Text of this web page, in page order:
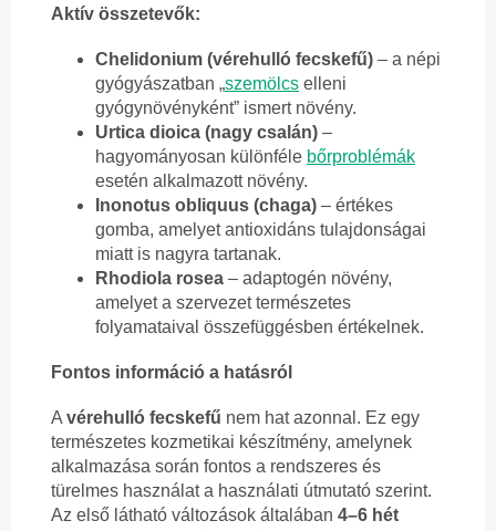
Aktív összetevők:
Chelidonium (vérehulló fecskefű) – a népi
gyógyászatban „szemölcs elleni
gyógynövényként” ismert növény.
Urtica dioica (nagy csalán) –
hagyományosan különféle bőrproblémák
esetén alkalmazott növény.
Inonotus obliquus (chaga) – értékes
gomba, amelyet antioxidáns tulajdonságai
miatt is nagyra tartanak.
Rhodiola rosea – adaptogén növény,
amelyet a szervezet természetes
folyamataival összefüggésben értékelnek.
Fontos információ a hatásról
A vérehulló fecskefű nem hat azonnal. Ez egy
természetes kozmetikai készítmény, amelynek
alkalmazása során fontos a rendszeres és
türelmes használat a használati útmutató szerint.
Az első látható változások általában 4–6 hét